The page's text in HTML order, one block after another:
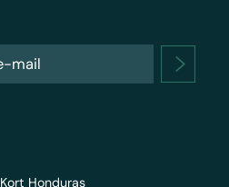
Kort Honduras